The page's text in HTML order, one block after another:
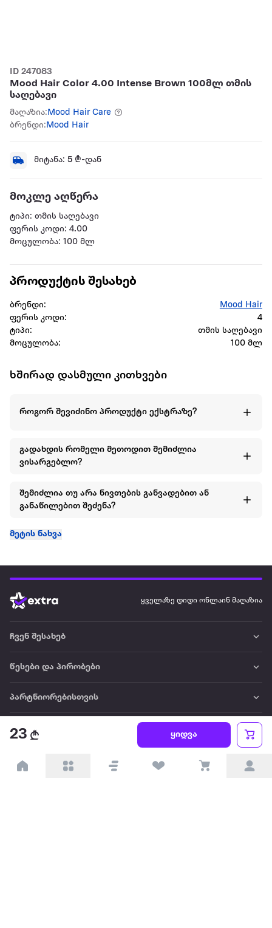
ID 247083
Mood Hair Color 4.00 Intense Brown 100მლ თმის
საღებავი
მაღაზია: Mood Hair Care
ბრენდი: Mood Hair
მიტანა: 5 ₾-დან
მოკლე აღწერა
ტიპი: თმის საღებავი
ფერის კოდი: 4.00
მოცულობა: 100 მლ
23 ყიდვა
პროდუქტის შესახებ
ბრენდი:
Mood Hair
ფერის კოდი:
4
ტიპი:
თმის საღებავი
მოცულობა:
100 მლ
ხშირად დასმული კითხვები
როგორ შევიძინო პროდუქტი ექსტრაზე?
გადახდის რომელი მეთოდით შემიძლია
ვისარგებლო?
შემიძლია თუ არა ნივთების განვადებით ან
განაწილებით შეძენა?
მეტის ნახვა
ყველაზე დიდი ონლაინ მაღაზია
ჩვენ შესახებ
წესები და პირობები
პარტნიორებისთვის
ტრენდული